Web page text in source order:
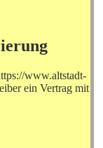
www.altstadt-
ein Vertrag mit